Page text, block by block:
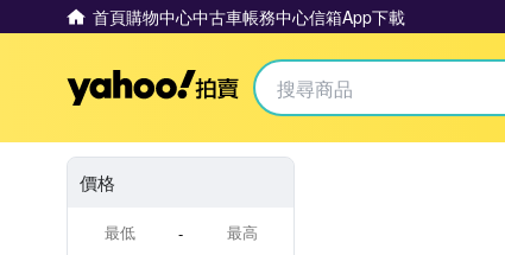
首頁購物中心中古車帳務中心信箱App下載
Yahoo拍賣
價格
-